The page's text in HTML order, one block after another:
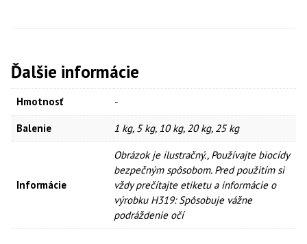
Ďalšie informácie
Hmotnosť -
Balenie 1 kg, 5 kg, 10 kg, 20 kg, 25 kg
Informácie
Obrázok je ilustračný., Používajte biocídy
bezpečným spôsobom. Pred použitím si
vždy prečítajte etiketu a informácie o
výrobku H319: Spôsobuje vážne
podráždenie očí